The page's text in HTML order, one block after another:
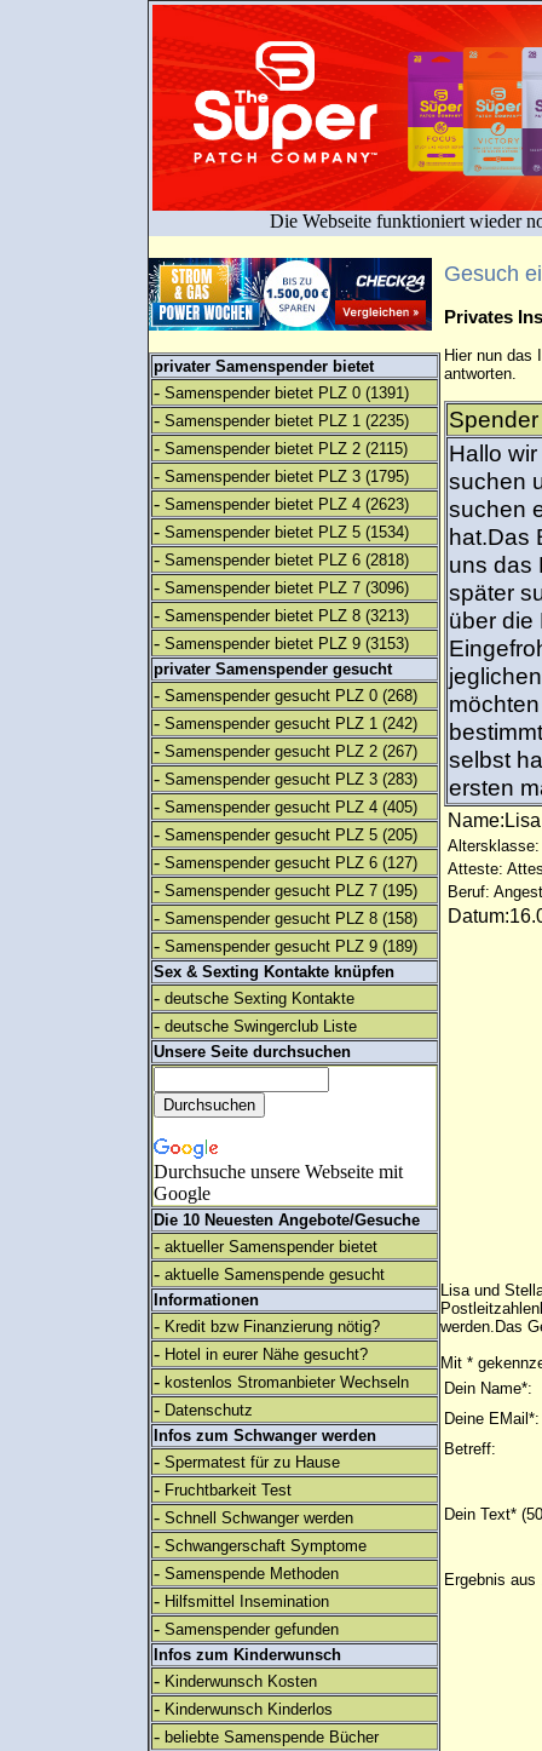
Die Webseite funktioniert wieder
privater Samenspender bietet
- Samenspender bietet PLZ 0 (1391)
- Samenspender bietet PLZ 1 (2235)
- Samenspender bietet PLZ 2 (2115)
- Samenspender bietet PLZ 3 (1795)
- Samenspender bietet PLZ 4 (2623)
- Samenspender bietet PLZ 5 (1534)
- Samenspender bietet PLZ 6 (2818)
- Samenspender bietet PLZ 7 (3096)
- Samenspender bietet PLZ 8 (3213)
- Samenspender bietet PLZ 9 (3153)
privater Samenspender gesucht
- Samenspender gesucht PLZ 0 (268)
- Samenspender gesucht PLZ 1 (242)
- Samenspender gesucht PLZ 2 (267)
- Samenspender gesucht PLZ 3 (283)
- Samenspender gesucht PLZ 4 (405)
- Samenspender gesucht PLZ 5 (205)
- Samenspender gesucht PLZ 6 (127)
- Samenspender gesucht PLZ 7 (195)
- Samenspender gesucht PLZ 8 (158)
- Samenspender gesucht PLZ 9 (189)
Sex & Sexting Kontakte knüpfen
- deutsche Sexting Kontakte
- deutsche Swingerclub Liste
Unsere Seite durchsuchen
Durchsuche unsere Webseite mit
Google
Die 10 Neuesten Angebote/Gesuche
- aktueller Samenspender bietet
- aktuelle Samenspende gesucht
Informationen
- Kredit bzw Finanzierung nötig?
- Hotel in eurer Nähe gesucht?
- kostenlos Stromanbieter Wechseln
- Datenschutz
Infos zum Schwanger werden
- Spermatest für zu Hause
- Fruchtbarkeit Test
- Schnell Schwanger werden
- Schwangerschaft Symptome
- Samenspende Methoden
- Hilfsmittel Insemination
- Samenspender gefunden
Infos zum Kinderwunsch
- Kinderwunsch Kosten
- Kinderwunsch Kinderlos
- beliebte Samenspende Bücher
Gesuch
Privates
Hier nun das
antworten.
Hallo
suchen
suchen
hat.Das
uns das
später
über die
selbst
ersten
Altersklasse:
Atteste:
Beruf:
Lisa und
werden.Das
Mit *
Dein Name*:
Deine EMail*:
Betreff:
Dein Text*
Ergebnis aus